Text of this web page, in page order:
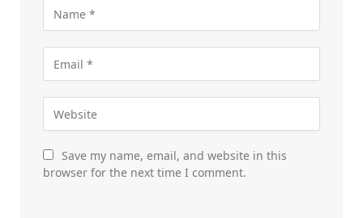
Save my name, email, and website in this
browser for the next time I comment.